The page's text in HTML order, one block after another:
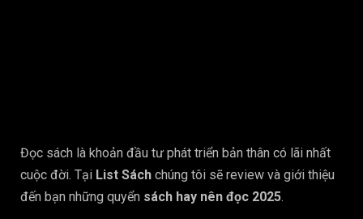
Đọc sách là khoản đầu tư phát triển bản thân có lãi nhất
cuộc đời. Tại List Sách chúng tôi sẽ review và giới thiệu
đến bạn những quyển sách hay nên đọc 2025.